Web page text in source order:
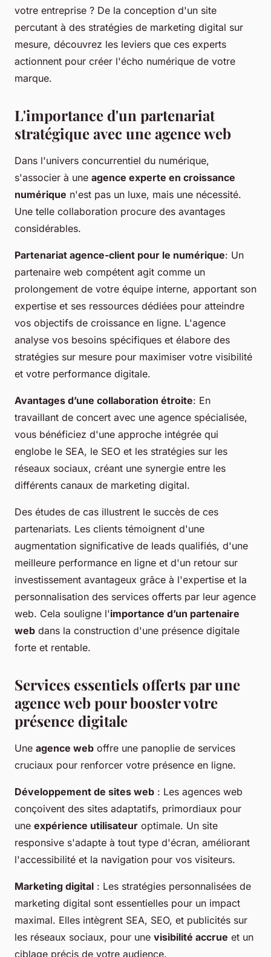
votre entreprise ? De la conception d'un site
percutant à des stratégies de marketing digital sur
mesure, découvrez les leviers que ces experts
actionnent pour créer l'écho numérique de votre
marque.
L'importance d'un partenariat
stratégique avec une agence web
Dans l'univers concurrentiel du numérique,
s'associer à une agence experte en croissance
numérique n'est pas un luxe, mais une nécessité.
Une telle collaboration procure des avantages
considérables.
Partenariat agence-client pour le numérique: Un
partenaire web compétent agit comme un
prolongement de votre équipe interne, apportant son
expertise et ses ressources dédiées pour atteindre
vos objectifs de croissance en ligne. L'agence
analyse vos besoins spécifiques et élabore des
stratégies sur mesure pour maximiser votre visibilité
et votre performance digitale.
Avantages d’une collaboration étroite: En
travaillant de concert avec une agence spécialisée,
vous bénéficiez d'une approche intégrée qui
englobe le SEA, le SEO et les stratégies sur les
réseaux sociaux, créant une synergie entre les
différents canaux de marketing digital.
Des études de cas illustrent le succès de ces
partenariats. Les clients témoignent d'une
augmentation significative de leads qualifiés, d'une
meilleure performance en ligne et d'un retour sur
investissement avantageux grâce à l'expertise et la
personnalisation des services offerts par leur agence
web. Cela souligne l'importance d’un partenaire
web dans la construction d'une présence digitale
forte et rentable.
Services essentiels offerts par une
agence web pour booster votre
présence digitale
Une agence web offre une panoplie de services
cruciaux pour renforcer votre présence en ligne.
Développement de sites web : Les agences web
conçoivent des sites adaptatifs, primordiaux pour
une expérience utilisateur optimale. Un site
responsive s'adapte à tout type d'écran, améliorant
l'accessibilité et la navigation pour vos visiteurs.
Marketing digital : Les stratégies personnalisées de
marketing digital sont essentielles pour un impact
maximal. Elles intègrent SEA, SEO, et publicités sur
les réseaux sociaux, pour une visibilité accrue et un
ciblage précis de votre audience.